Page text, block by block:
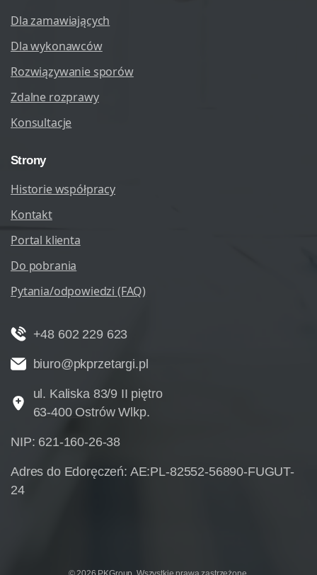
Dla zamawiających
Dla wykonawców
Rozwiązywanie sporów
Zdalne rozprawy
Konsultacje
Strony
Historie współpracy
Kontakt
Portal klienta
Do pobrania
Pytania/odpowiedzi (FAQ)
+48 602 229 623
biuro@pkprzetargi.pl
ul. Kaliska 83/9 II piętro
63-400 Ostrów Wlkp.
NIP: 621-160-26-38
Adres do Edoręczeń: AE:PL-82552-56890-FUGUT-
24